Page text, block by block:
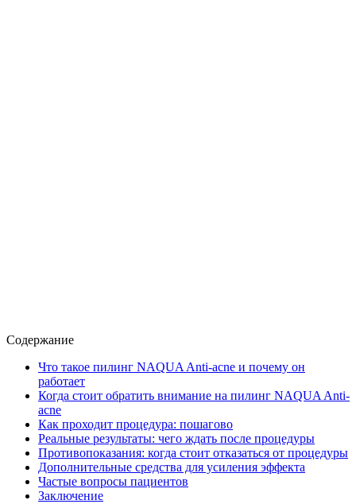
Содержание
Что такое пилинг NAQUA Anti-acne и почему он
работает
Когда стоит обратить внимание на пилинг NAQUA Anti-
acne
Как проходит процедура: пошагово
Реальные результаты: чего ждать после процедуры
Противопоказания: когда стоит отказаться от процедуры
Дополнительные средства для усиления эффекта
Частые вопросы пациентов
Заключение